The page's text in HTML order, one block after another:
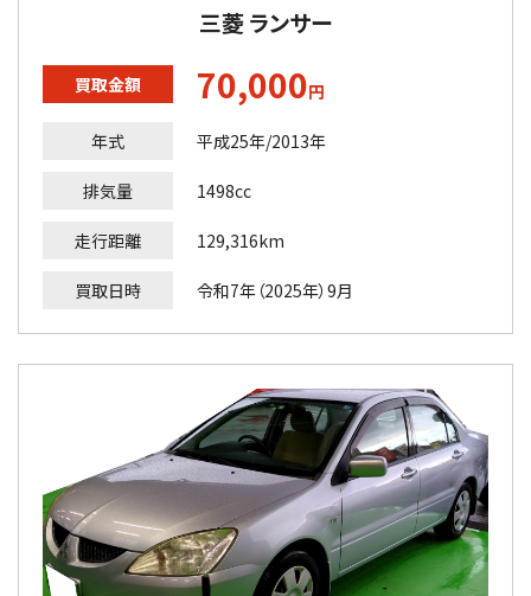
三菱 ランサー
買取金額 70,000円
年式 平成25年/2013年
排気量 1498cc
走行距離 129,316km
買取日時 令和7年（2025年）9月